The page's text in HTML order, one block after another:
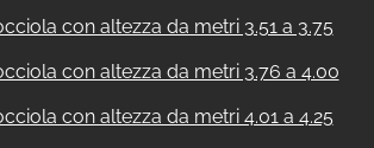
con altezza da metri 3.51 a 3.75
con altezza da metri 3.76 a 4.00
con altezza da metri 4.01 a 4.25